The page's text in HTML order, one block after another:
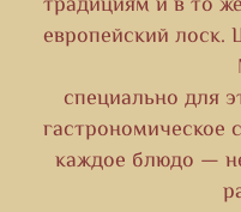
европейский
специально для
гастрономическое
каждое блюдо —